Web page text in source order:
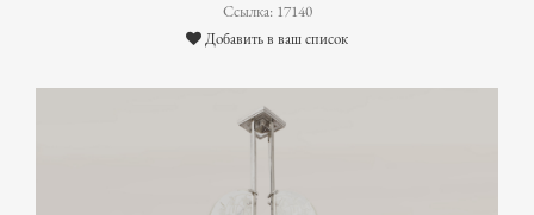
Ссылка: 17140
Добавить в ваш список